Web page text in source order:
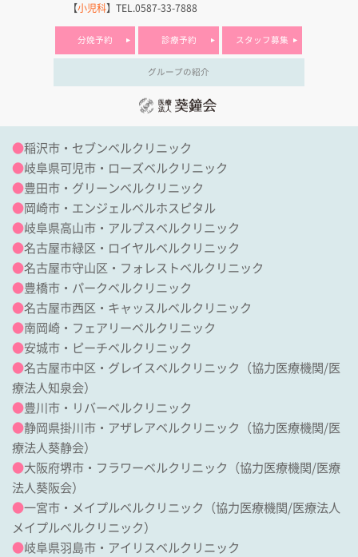
【小児科】TEL.0587-33-7888
分娩予約 診療予約 スタッフ募集
グループの紹介
●稲沢市・セブンベルクリニック
●岐阜県可児市・ローズベルクリニック
●豊田市・グリーンベルクリニック
● 岡崎市・エンジェルベルホスピタル
●岐阜県高山市・アルプスベルクリニック
●名古屋市緑区・ロイヤルベルクリニック
●名古屋市守山区・フォレストベルクリニック
●豊橋市・パークベルクリニック
●名古屋市西区・キャッスルベルクリニック
●南岡崎・フェアリーベルクリニック
●安城市・ピーチベルクリニック
●名古屋市中区・グレイスベルクリニック （協力医療機関/ 医
療法人知泉会）
●豊川市・リバーベルクリニック
●静岡県掛川市・アザレアベルクリニック （協力医療機関/ 医
療法人葵静会）
●大阪府堺市・フラワーベルクリニック （協力医療機関/ 医療
法人葵阪会）
●一宮市・メイプルベルクリニック （協力医療機関/ 医療法人
メイプルベルクリニック ）
●岐阜県羽島市・アイリスベルクリニック